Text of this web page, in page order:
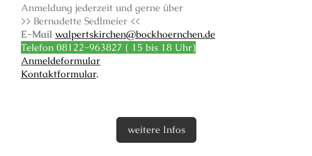
Anmeldung jederzeit und gerne über
>> Bernadette Sedlmeier <<
E-Mail walpertskirchen@bockhoernchen.de
Telefon 08122-963827 ( 15 bis 18 Uhr)
Anmeldeformular
Kontaktformular.
weitere Infos